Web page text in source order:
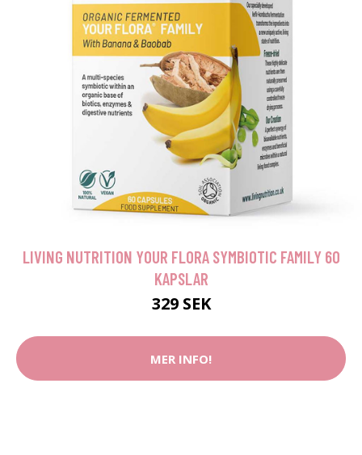
LIVING NUTRITION YOUR FLORA SYMBIOTIC FAMILY 60
KAPSLAR
329 SEK
MER INFO!